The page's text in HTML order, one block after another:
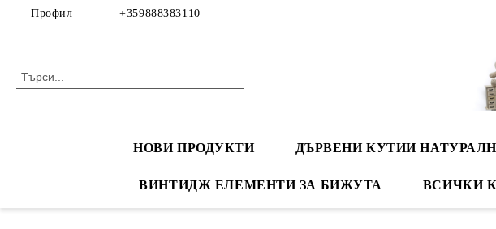
Профил +359888383110
НОВИ ПРОДУКТИ ДЪРВЕНИ КУТИИ
ВИНТИДЖ ЕЛЕМЕНТИ ЗА БИЖУТА ВСИЧКИ